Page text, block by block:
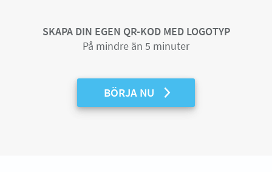
SKAPA DIN EGEN QR-KOD MED LOGOTYP
På mindre än 5 minuter
BÖRJA NU